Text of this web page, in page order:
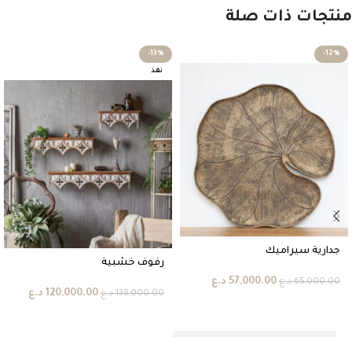
منتجات ذات صلة
-12%
جدارية سيراميك
65,000.00 د.ع 57,000.00 د.ع
-13%
نفذ
رفوف خشبية
138,000.00 د.ع 120,000.00 د.ع